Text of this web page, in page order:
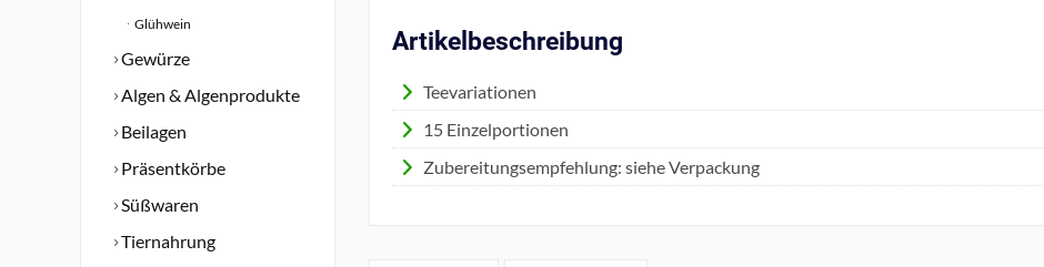
Glühwein
Gewürze
Algen & Algenprodukte
Beilagen
Präsentkörbe
Süßwaren
Tiernahrung
Artikelbeschreibung
Teevariationen
15 Einzelportionen
Zubereitungsempfehlung: siehe Verpackung